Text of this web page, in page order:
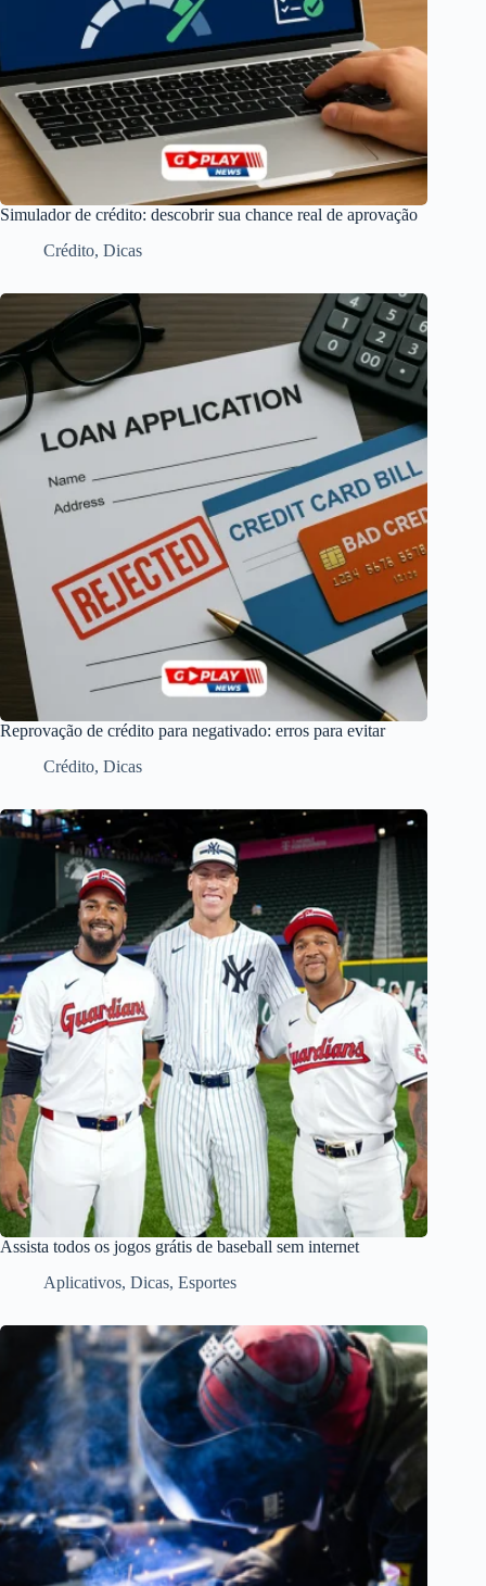
Simulador de crédito: descobrir sua chance real de aprovação
Crédito, Dicas
Reprovação de crédito para negativado: erros para evitar
Crédito, Dicas
Assista todos os jogos grátis de baseball sem internet
Aplicativos, Dicas, Esportes